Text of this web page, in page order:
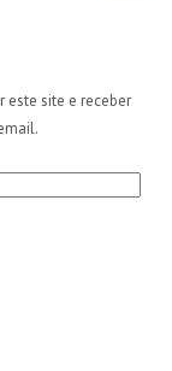
este site e receber